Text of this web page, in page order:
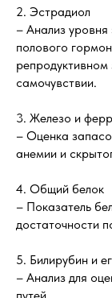
2. Эстрадиол
– Анализ
полового
самочувствии.
3. Железо и
– Оценка
анемии и
4. Общий белок
– Показатель
достаточности
5. Билирубин и
– Анализ для